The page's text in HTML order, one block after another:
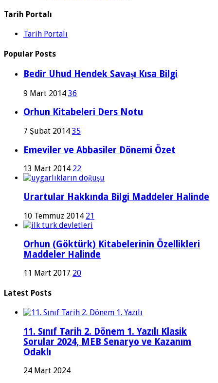
Tarih Portalı
Tarih Portalı
Popular Posts
Bedir Uhud Hendek Savaşı Kısa Bilgi
9 Mart 2014 36
Orhun Kitabeleri Ders Notu
7 Şubat 2014 35
Emeviler ve Abbasiler Dönemi Özet
13 Mart 2014 22
Urartular Hakkında Bilgi Maddeler Halinde
10 Temmuz 2014 21
Orhun (Göktürk) Kitabelerinin Özellikleri
Maddeler Halinde
11 Mart 2017 20
Latest Posts
11. Sınıf Tarih 2. Dönem 1. Yazılı Klasik
Sorular 2024, MEB Senaryo ve Kazanım
Odaklı
24 Mart 2024